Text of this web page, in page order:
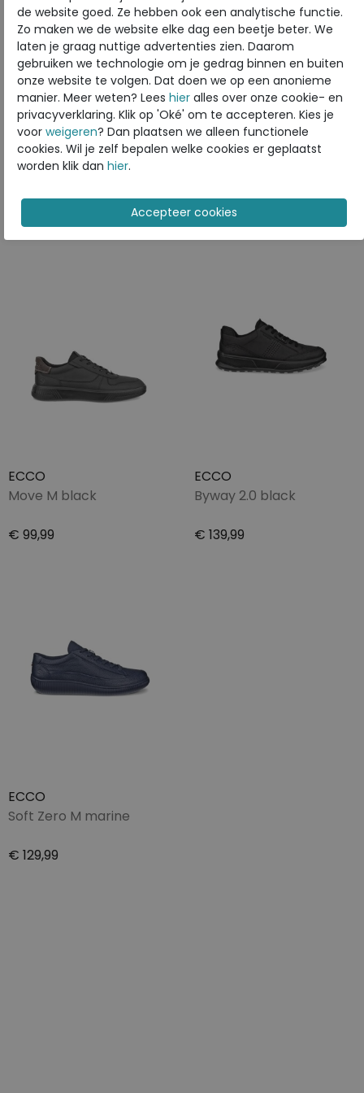
ECCO
Toon alles vanECCO
Naar allesneakers / veterschoenen
Naar alleECCO sneakers / veterschoenen
Is dit iets voor u?
ECCO
Move M black
€ 99,99
ECCO
Byway 2.0 black
€ 139,99
ECCO
Soft Zero M marine
€ 129,99
de website goed. Ze hebben ook een analytische functie.
Zo maken we de website elke dag een beetje beter. We
laten je graag nuttige advertenties zien. Daarom
gebruiken we technologie om je gedrag binnen en buiten
onze website te volgen. Dat doen we op een anonieme
manier. Meer weten? Lees hier alles over onze cookie- en
privacyverklaring. Klik op 'Oké' om te accepteren. Kies je
voor weigeren? Dan plaatsen we alleen functionele
cookies. Wil je zelf bepalen welke cookies er geplaatst
worden klik dan hier.